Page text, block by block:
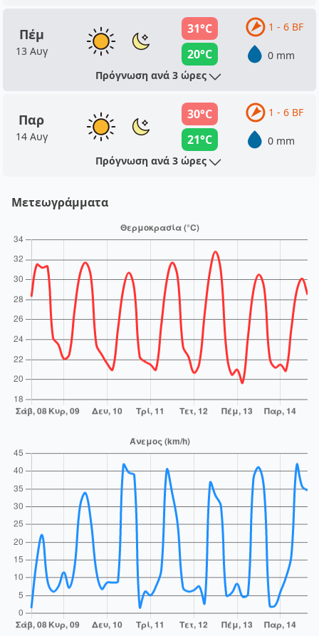
Πέμ
13 Αυγ
31°C
20°C
1 - 6 BF
0 mm
Πρόγνωση ανά 3 ώρες
Παρ
14 Αυγ
30°C
21°C
1 - 6 BF
0 mm
Πρόγνωση ανά 3 ώρες
Μετεωγράμματα